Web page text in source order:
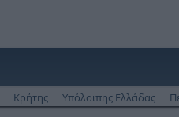
Κρήτης Υπόλοιπης Ελλάδας